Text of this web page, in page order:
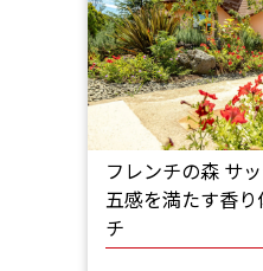
フレンチの森 サ
五感を満たす香
チ